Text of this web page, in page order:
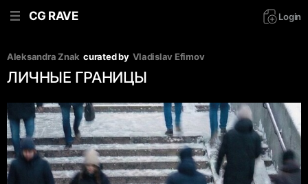
CG RAVE Login
Aleksandra Znak curated by Vladislav Efimov
ЛИЧНЫЕ ГРАНИЦЫ